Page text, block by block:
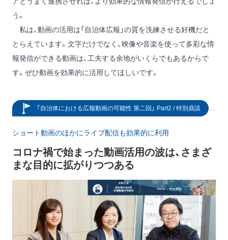
う。
私は、動画の活用は「自治体広報」の質を洗練させる好機だと
とらえています。文字だけでなく、映像や音楽を使って多彩な情
報発信ができる動画は、工夫する余地がいくらでもあるからで
す。ぜひ動画を効果的に活用してほしいです。
「自治体における広報動画の可能性 第二回」 Part2 / 特別鼎談
ショート動画のほかにライブ配信も効果的に利用
コロナ禍で始まった動画活用の波は、さまざ
まな目的に拡がりつつある